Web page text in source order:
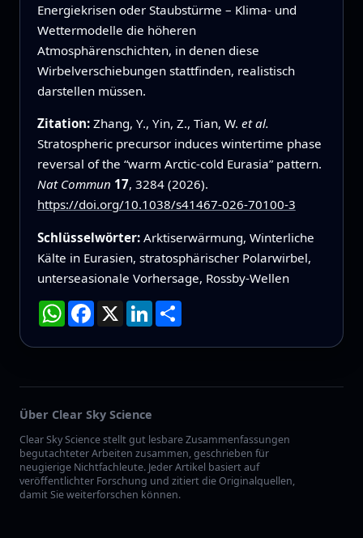
Energiekrisen oder Staubstürme – Klima- und
Wettermodelle die höheren
Atmosphärenschichten, in denen diese
Wirbelverschiebungen stattfinden, realistisch
darstellen müssen.
Zitation: Zhang, Y., Yin, Z., Tian, W. et al.
Stratospheric precursor induces wintertime phase
reversal of the “warm Arctic-cold Eurasia” pattern.
Nat Commun 17, 3284 (2026).
https://doi.org/10.1038/s41467-026-70100-3
Schlüsselwörter: Arktiserwärmung, Winterliche
Kälte in Eurasien, stratosphärischer Polarwirbel,
unterseasionale Vorhersage, Rossby-Wellen
WhatsApp
Facebook
X LinkedInTeilen
Über Clear Sky Science
Clear Sky Science stellt gut lesbare Zusammenfassungen
begutachteter Arbeiten zusammen, geschrieben für
neugierige Nichtfachleute. Jeder Artikel basiert auf
veröffentlichter Forschung und zitiert die Originalquellen,
damit Sie weiterforschen können.